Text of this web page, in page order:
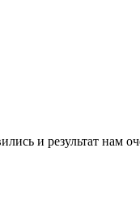
и результат нам